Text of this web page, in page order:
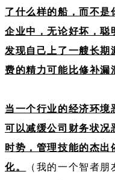
了什么样的船，而不
企业中，无论好坏，聪
发现自己上了一艘长期
费的精力可能比修补漏
当一个行业的经济环
可以减缓公司财务状况
时势，管理技能的杰
化。
（我的一个智者